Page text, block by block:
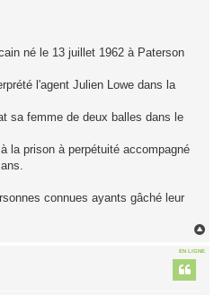
né le 13 juillet 1962 à Paterson
l'agent Julien Lowe dans la
sa femme de deux balles dans le
la prison à perpétuité accompagné
connues ayants gâché leur
EN LIGNE